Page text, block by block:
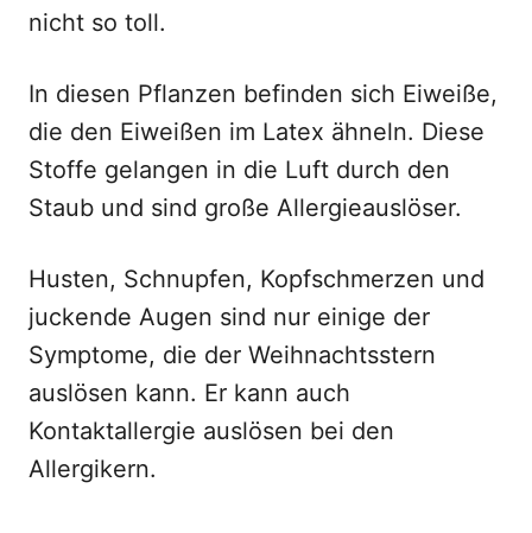
nicht so toll.
In diesen Pflanzen befinden sich Eiweiße,
die den Eiweißen im Latex ähneln. Diese
Stoffe gelangen in die Luft durch den
Staub und sind große Allergieauslöser.
Husten, Schnupfen, Kopfschmerzen und
juckende Augen sind nur einige der
Symptome, die der Weihnachtsstern
auslösen kann. Er kann auch
Kontaktallergie auslösen bei den
Allergikern.